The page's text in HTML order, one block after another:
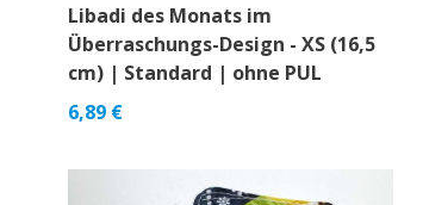
Libadi des Monats im
Überraschungs-Design - XS (16,5
cm) | Standard | ohne PUL
6,89 €